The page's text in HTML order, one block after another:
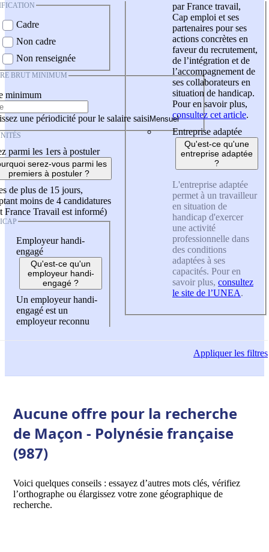
Cadre
Non cadre
Non renseignée
BRUT MINIMUM
minimum
une périodicité pour le salaire saisi
parmi les 1ers à postuler
serez-vous parmi les
premiers à postuler ?
de plus de 15 jours,
moins de 4 candidatures
France Travail est informé)
Employeur handi-
engagé
Qu'est-ce qu'un
employeur handi-
engagé ?
Un employeur handi-
engagé est un
employeur reconnu
par France travail,
Cap emploi et ses
partenaires pour ses
actions concrètes en
faveur du recrutement,
de l’intégration et de
l’accompagnement de
ses collaborateurs en
situation de handicap.
Pour en savoir plus,
consultez cet article.
Entreprise adaptée
Qu'est-ce qu'une
entreprise adaptée
?
L'entreprise adaptée
permet à un travailleur
en situation de
handicap d'exercer
une activité
professionnelle dans
des conditions
adaptées à ses
capacités. Pour en
savoir plus, consultez
le site de l’UNEA.
Appliquerles filtres
Aucune offre pour la recherche
de Maçon - Polynésie française
(987)
Voici quelques conseils : essayez d’autres mots clés, vérifiez
l’orthographe ou élargissez votre zone géographique de
recherche.